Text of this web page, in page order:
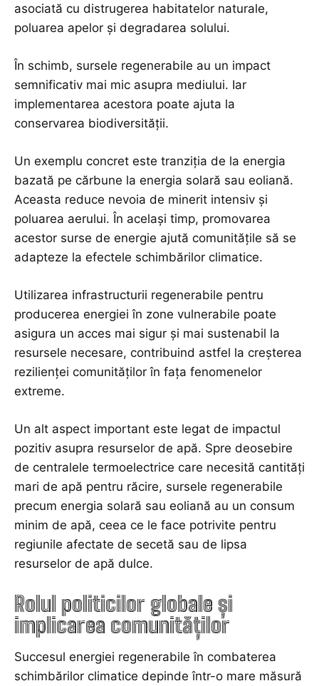
asociată cu distrugerea habitatelor naturale,
poluarea apelor și degradarea solului.
În schimb, sursele regenerabile au un impact
semnificativ mai mic asupra mediului. Iar
implementarea acestora poate ajuta la
conservarea biodiversității.
Un exemplu concret este tranziția de la energia
bazată pe cărbune la energia solară sau eoliană.
Aceasta reduce nevoia de minerit intensiv și
poluarea aerului. În același timp, promovarea
acestor surse de energie ajută comunitățile să se
adapteze la efectele schimbărilor climatice.
Utilizarea infrastructurii regenerabile pentru
producerea energiei în zone vulnerabile poate
asigura un acces mai sigur și mai sustenabil la
resursele necesare, contribuind astfel la creșterea
rezilienței comunităților în fața fenomenelor
extreme.
Un alt aspect important este legat de impactul
pozitiv asupra resurselor de apă. Spre deosebire
de centralele termoelectrice care necesită cantități
mari de apă pentru răcire, sursele regenerabile
precum energia solară sau eoliană au un consum
minim de apă, ceea ce le face potrivite pentru
regiunile afectate de secetă sau de lipsa
resurselor de apă dulce.
Rolul politicilor globale și
implicarea comunităților
Succesul energiei regenerabile în combaterea
schimbărilor climatice depinde într-o mare măsură